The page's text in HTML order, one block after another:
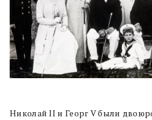
Николай II и Георг V были